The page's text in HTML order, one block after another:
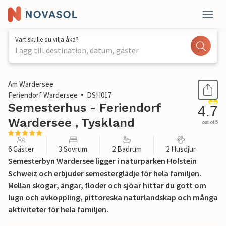
Vart skulle du vilja åka?
Lägg till destination, datum, gäster
1 / 28
Am Wardersee
Feriendorf Wardersee
DSH017
Semesterhus - Feriendorf
Wardersee , Tyskland
4.7
out of 5
6 Gäster 3 Sovrum 2 Badrum 2 Husdjur
Semesterbyn Wardersee ligger i naturparken Holstein
Schweiz och erbjuder semesterglädje för hela familjen.
Mellan skogar, ängar, floder och sjöar hittar du gott om
lugn och avkoppling, pittoreska naturlandskap och många
aktiviteter för hela familjen.